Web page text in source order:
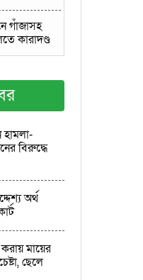
গাঁজাসহ
কারাদণ্ড
আত্মসাতের
আসামি
জে এল–
চূড়ান্ত
বিরুদ্ধে
অর্থ
মায়ের
ছেলে